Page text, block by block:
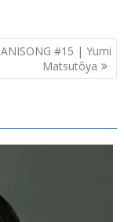
ANISONG #15 | Yumi
Matsutôya